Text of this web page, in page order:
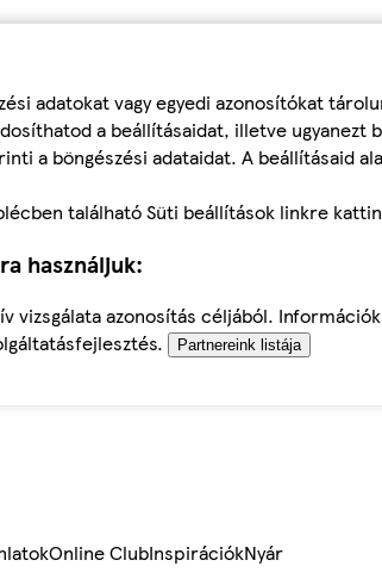
adatokat vagy egyedi azonosítókat
a beállításaidat, illetve ugyanezt
a böngészési adataidat. A beállításaid
található Süti beállítások linkre
használjuk:
vizsgálata azonosítás céljából.
Partnereink listája
Online ClubInspirációkNyár